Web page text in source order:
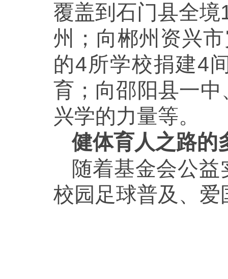
覆盖到石门县全
州；向郴州资兴
的4所学校捐建4
育；向邵阳县一
兴学的力量等。
健体育人之路的
随着基金会公
校园足球普及、